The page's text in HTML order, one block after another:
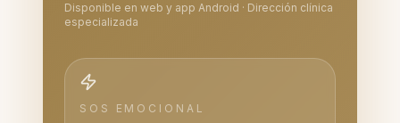
Disponible en web y app Android · Dirección clínica
especializada
SOS EMOCIONAL